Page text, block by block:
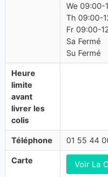
We 09:00-
Th 09:00-
Fr 09:00-
Sa Fermé
Su Fermé
Heure
limite
avant
livrer les
colis
Téléphone 01 55 44
Carte Voir La